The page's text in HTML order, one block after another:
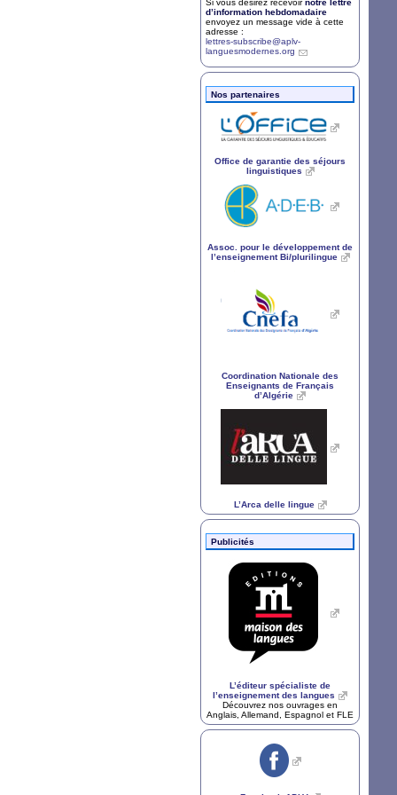
Si vous désirez recevoirnotre lettre
d’information hebdomadaire
envoyez un message vide à cette
adresse :
lettres-subscribe@aplv-
languesmodernes.org
Nos partenaires
Office de garantie des séjours
linguistiques
Assoc. pour le développement de
l’enseignement Bi/plurilingue
Coordination Nationale des
Enseignants de Français
d’Algérie
L’Arca delle lingue
Publicités
L’éditeur spécialiste de
l’enseignement des langues
Découvrez nos ouvrages en
Anglais, Allemand, Espagnol et FLE